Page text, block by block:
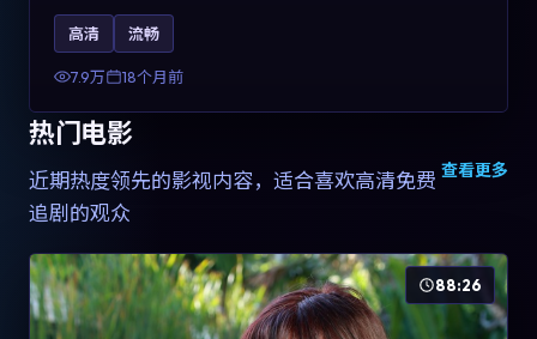
的表演为角色增添层次。故事把东方美学与类型节奏做本
土化融合，可作为德国影视爱好者的高清观影选择。
高清 流畅
7.9万 18个月前
热门电影
近期热度领先的影视内容，适合喜欢高清免费
追剧的观众
查看更多
88:26